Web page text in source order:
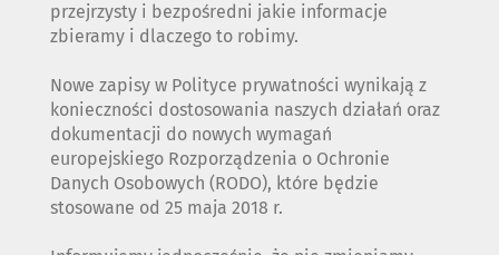
przejrzysty i bezpośredni jakie informacje
zbieramy i dlaczego to robimy.
Nowe zapisy w Polityce prywatności wynikają z
konieczności dostosowania naszych działań oraz
dokumentacji do nowych wymagań
europejskiego Rozporządzenia o Ochronie
Danych Osobowych (RODO), które będzie
stosowane od 25 maja 2018 r.